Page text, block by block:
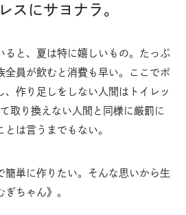
スにサヨナラ。
ると、夏は特に嬉しいもの。たっぷ
全員が飲むと消費も早い。ここでポ
、作り足しをしない人間はトイレッ
取り換えない人間と同様に厳罰に
は言うまでもない。
簡単に作りたい。そんな思いから生
ちゃん》。